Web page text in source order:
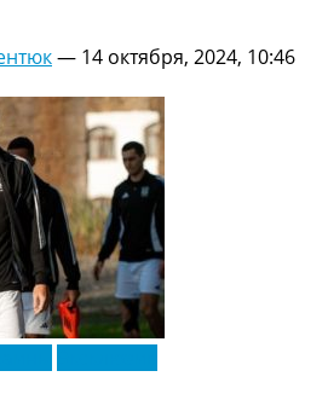
— 14 октября, 2024, 10:46